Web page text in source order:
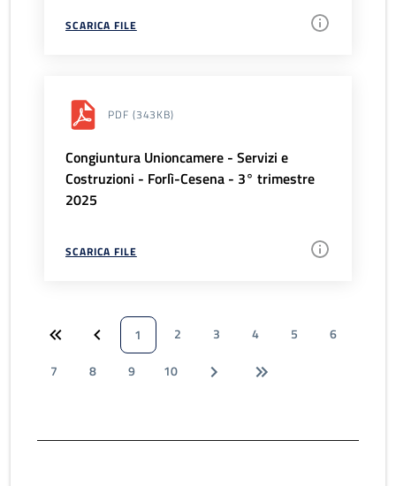
SCARICA FILE
PDF (343KB)
Congiuntura Unioncamere - Servizi e
Costruzioni - Forlì-Cesena - 3° trimestre
2025
SCARICA FILE
1 2 3 4 5
6
7
8 9 10